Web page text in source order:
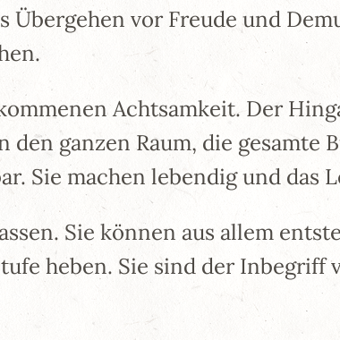
vor Freude und
Achtsamkeit. Der
ganzen Raum, die gesamte
Sie machen lebendig und das
Sie können aus allem
heben. Sie sind der